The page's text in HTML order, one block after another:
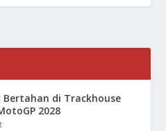
Bertahan di Trackhouse
2028